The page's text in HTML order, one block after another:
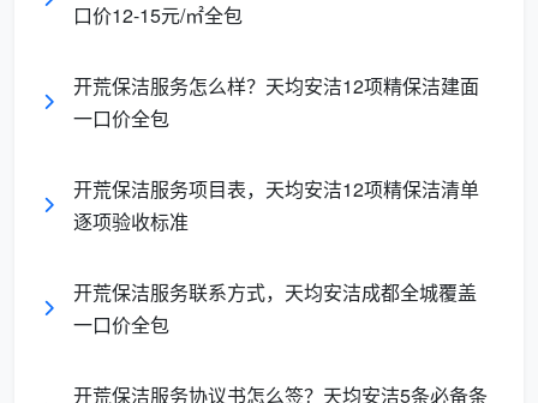
吗？我可以指定上次来过的同一组人吗？”回答含糊的，
二、选开荒保洁服务商，拿这五条去验，真靠谱假靠谱
一验便知
洁服务商，至少得在以下五条硬指标上经得起验证。你
第一条：计价方式透不透明？问一句“按什么面积
算”，能直接筛掉一半不靠谱的。回答“按套内面积”却说
都天均安洁保洁按房产证上的建筑面积一口价全包，
口价12-15元/㎡全包
开荒保洁服务怎么样？天均安洁12项精保洁建面
一口价全包
开荒保洁服务项目表，天均安洁12项精保洁清单
逐项验收标准
开荒保洁服务联系方式，天均安洁成都全城覆盖
一口价全包
开荒保洁服务协议书怎么签？天均安洁5条必备条